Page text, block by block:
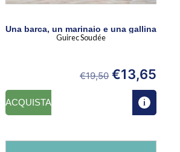
Una barca, un marinaio e una gallina
Guirec Soudée
€19,50 €13,65
ACQUISTA